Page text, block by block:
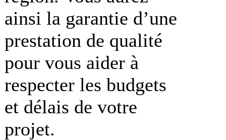
ainsi la garantie d’une
prestation de qualité
pour vous aider à
respecter les budgets
et délais de votre
projet.